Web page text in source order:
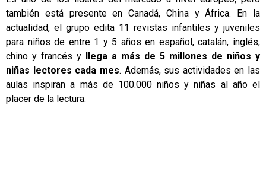
también está presente en Canadá, China y África. En la
actualidad, el grupo edita 11 revistas infantiles y juveniles
para niños de entre 1 y 5 años en español, catalán, inglés,
chino y francés y
llega a más de 5 millones de niños y
niñas lectores cada mes. Además, sus actividades en las
aulas inspiran a más de 100.000 niños y niñas al año el
placer de la lectura.